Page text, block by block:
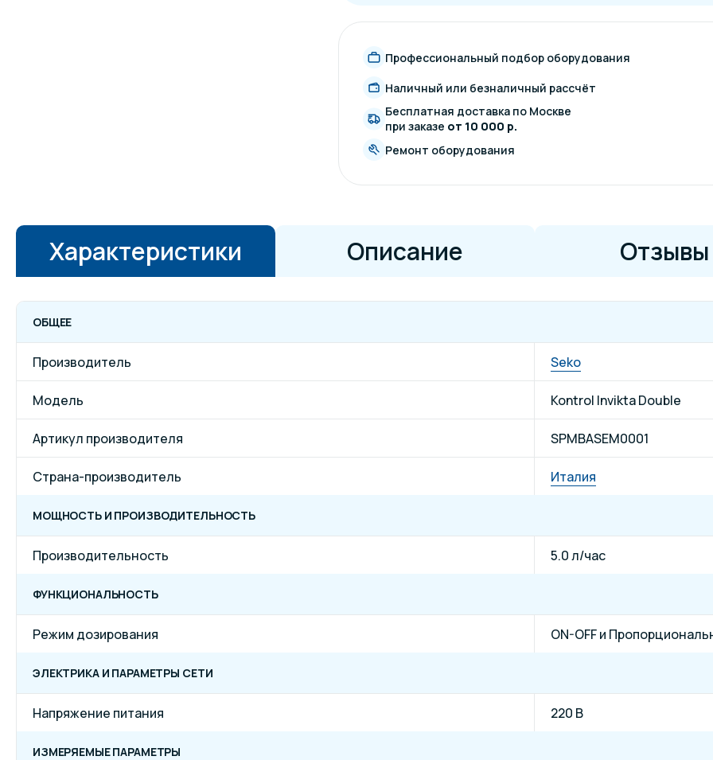
Профессиональный подбор оборудования
Наличный или безналичный рассчёт
Бесплатная доставка по Москве
при заказе от 10 000 р.
Ремонт оборудования
Характеристики Описание Отзывы
ОБЩЕЕ
Производитель Seko
Модель Kontrol Invikta Double
Артикул производителя SPMBASEM0001
Страна-производитель Италия
МОЩНОСТЬ И ПРОИЗВОДИТЕЛЬНОСТЬ
Производительность 5.0 л/час
ФУНКЦИОНАЛЬНОСТЬ
Режим дозирования ON-OFF и
ЭЛЕКТРИКА И ПАРАМЕТРЫ СЕТИ
Напряжение питания 220 В
ИЗМЕРЯЕМЫЕ ПАРАМЕТРЫ